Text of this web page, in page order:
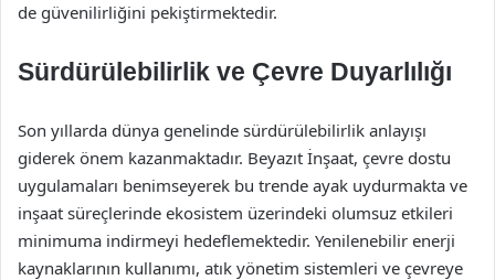
de güvenilirliğini pekiştirmektedir.
Sürdürülebilirlik ve Çevre Duyarlılığı
Son yıllarda dünya genelinde sürdürülebilirlik anlayışı
giderek önem kazanmaktadır. Beyazıt İnşaat, çevre dostu
uygulamaları benimseyerek bu trende ayak uydurmakta ve
inşaat süreçlerinde ekosistem üzerindeki olumsuz etkileri
minimuma indirmeyi hedeflemektedir. Yenilenebilir enerji
kaynaklarının kullanımı, atık yönetim sistemleri ve çevreye